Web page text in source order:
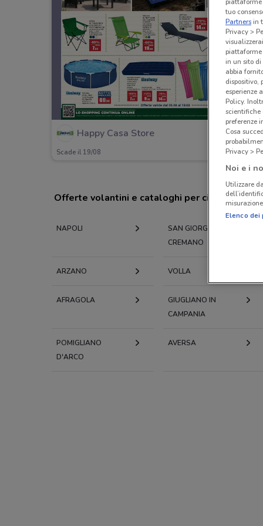
Happy Casa Store
Scade il 19/08
Offerte volantini e cataloghi per città nelle
NAPOLI
SAN GIORGIO A
CREMANO
ARZANO VOLLA
AFRAGOLA
GIUGLIANO IN
CAMPANIA
POMIGLIANO
D'ARCO
AVERSA
tuo
Partnersin
Privacy >
piattaforme
in un sito
abbia
dispositivo,
esperienze
Policy.
scientifiche
preferenze
Cosa
Privacy >
Noi e i
Utilizzare
Elenco dei